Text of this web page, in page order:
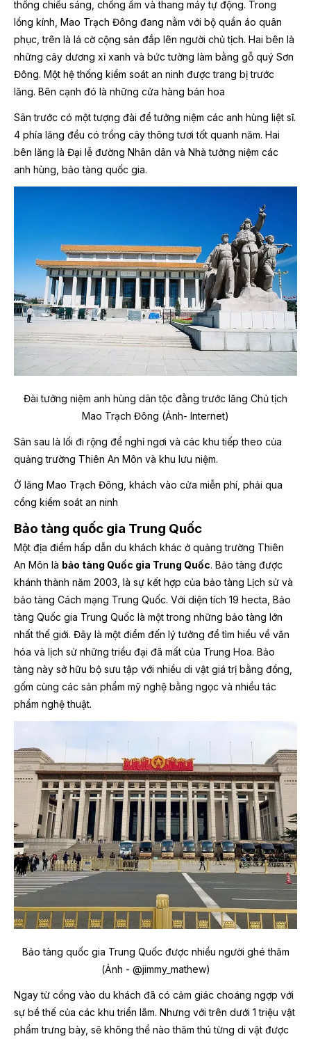
thống chiếu sáng, chống ẩm và thang máy tự động. Trong
lồng kính, Mao Trạch Đông đang nằm với bộ quần áo quân
phục, trên là lá cờ cộng sản đắp lên người chủ tịch. Hai bên là
những cây dương xỉ xanh và bức tường làm bằng gỗ quý Sơn
Đông. Một hệ thống kiểm soát an ninh được trang bị trước
lăng. Bên cạnh đó là những cửa hàng bán hoa
Sân trước có một tượng đài để tưởng niệm các anh hùng liệt sĩ.
4 phía lăng đều có trồng cây thông tươi tốt quanh năm. Hai
bên lăng là Đại lễ đường Nhân dân và Nhà tưởng niệm các
anh hùng, bảo tàng quốc gia.
Đài tưởng niệm anh hùng dân tộc đằng trước lăng Chủ tịch
Mao Trạch Đông (Ảnh- Internet)
Sân sau là lối đi rộng để nghỉ ngơi và các khu tiếp theo của
quảng trường Thiên An Môn và khu lưu niệm.
Ở lăng Mao Trạch Đông, khách vào cửa miễn phí, phải qua
cổng kiểm soát an ninh
Bảo tàng quốc gia Trung Quốc
Một địa điểm hấp dẫn du khách khác ở quảng trường Thiên
An Môn là bảo tàng Quốc gia Trung Quốc. Bảo tàng được
khánh thành năm 2003, là sự kết hợp của bảo tàng Lịch sử và
bảo tàng Cách mạng Trung Quốc. Với diện tích 19 hecta, Bảo
tàng Quốc gia Trung Quốc là một trong những bảo tàng lớn
nhất thế giới. Đây là một điểm đến lý tưởng để tìm hiểu về văn
hóa và lịch sử những triều đại đã mất của Trung Hoa. Bảo
tàng này sở hữu bộ sưu tập với nhiều di vật giá trị bằng đồng,
gốm cùng các sản phẩm mỹ nghệ bằng ngọc và nhiều tác
phẩm nghệ thuật.
Bảo tàng quốc gia Trung Quốc được nhiều người ghé thăm
(Ảnh - @jimmy_mathew)
Ngay từ cổng vào du khách đã có cảm giác choáng ngợp với
sự bề thế của các khu triển lãm. Nhưng với trên dưới 1 triệu vật
phẩm trưng bày, sẽ không thể nào thăm thú từng di vật được